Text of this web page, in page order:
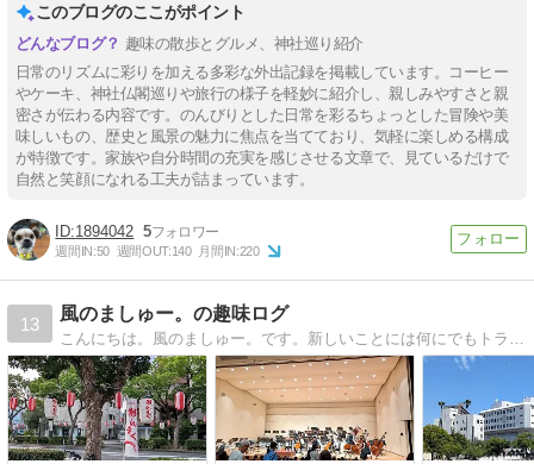
このブログのここがポイント
趣味の散歩とグルメ、神社巡り紹介
日常のリズムに彩りを加える多彩な外出記録を掲載しています。コーヒー
やケーキ、神社仏閣巡りや旅行の様子を軽妙に紹介し、親しみやすさと親
密さが伝わる内容です。のんびりとした日常を彩るちょっとした冒険や美
味しいもの、歴史と風景の魅力に焦点を当てており、気軽に楽しめる構成
が特徴です。家族や自分時間の充実を感じさせる文章で、見ているだけで
自然と笑顔になれる工夫が詰まっています。
1894042 5
週間IN:50 週間OUT:140 月間IN:220
13
風のましゅー。の趣味ログ